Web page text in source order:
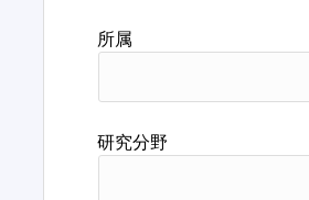
所属
研究分野